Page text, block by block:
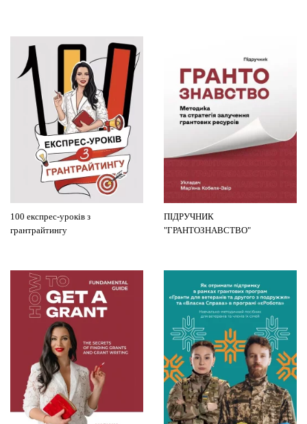
100 експрес-уроків з
грантрайтингу
ПІДРУЧНИК
"ГРАНТОЗНАВСТВО"